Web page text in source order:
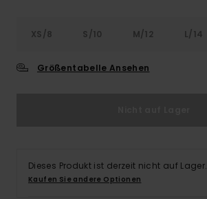
XS/8 S/10 M/12 L/14
Größentabelle Ansehen
Dieses Produkt ist derzeit nicht auf Lager.
Kaufen Sie andere Optionen